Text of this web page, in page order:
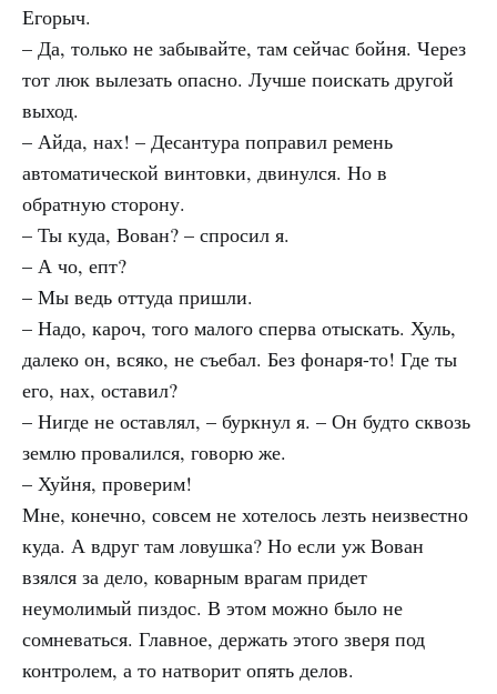
Егорыч.
– Да, только не забывайте, там сейчас бойня. Через
тот люк вылезать опасно. Лучше поискать другой
выход.
– Айда, нах! – Десантура поправил ремень
автоматической винтовки, двинулся. Но в
обратную сторону.
– Ты куда, Вован? – спросил я.
– А чо, епт?
– Мы ведь оттуда пришли.
– Надо, кароч, того малого сперва отыскать. Хуль,
далеко он, всяко, не съебал. Без фонаря-то! Где ты
его, нах, оставил?
– Нигде не оставлял, – буркнул я. – Он будто сквозь
землю провалился, говорю же.
– Хуйня, проверим!
Мне, конечно, совсем не хотелось лезть неизвестно
куда. А вдруг там ловушка? Но если уж Вован
взялся за дело, коварным врагам придет
неумолимый пиздос. В этом можно было не
сомневаться. Главное, держать этого зверя под
контролем, а то натворит опять делов.